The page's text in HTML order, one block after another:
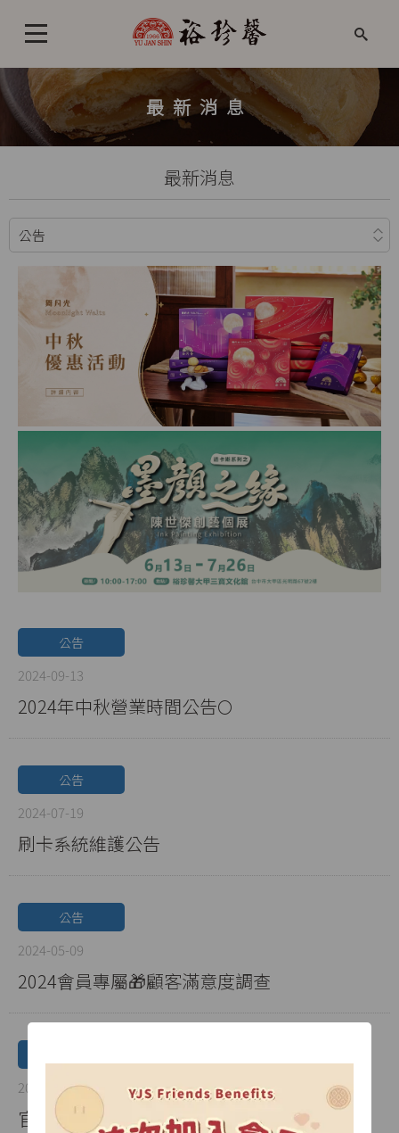
最新消息
最新消息
公告
2024-09-13
2024年中秋營業時間公告🌕
公告
2024-07-19
刷卡系統維護公告
公告
2024-05-09
2024會員專屬🎁顧客滿意度調查
2024-05-02
官網免運優惠調整公告